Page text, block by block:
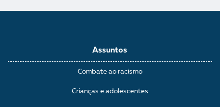
Assuntos
Combate ao racismo
Crianças e adolescentes